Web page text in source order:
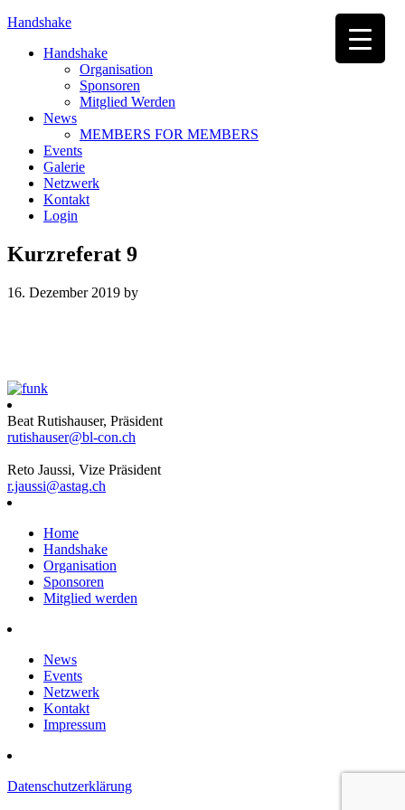
Handshake
Handshake
Organisation
Sponsoren
Mitglied Werden
News
MEMBERS FOR MEMBERS
Events
Galerie
Netzwerk
Kontakt
Login
Kurzreferat 9
16. Dezember 2019 by
Beat Rutishauser, Präsident
rutishauser@bl-con.ch
Reto Jaussi, Vize Präsident
r.jaussi@astag.ch
Home
Handshake
Organisation
Sponsoren
Mitglied werden
News
Events
Netzwerk
Kontakt
Impressum
Datenschutzerklärung